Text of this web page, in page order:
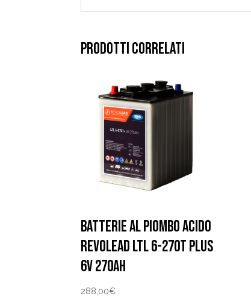
PRODOTTI CORRELATI
BATTERIE AL PIOMBO ACIDO
REVOLEAD LTL 6-270T PLUS
6V 270AH
288,00€